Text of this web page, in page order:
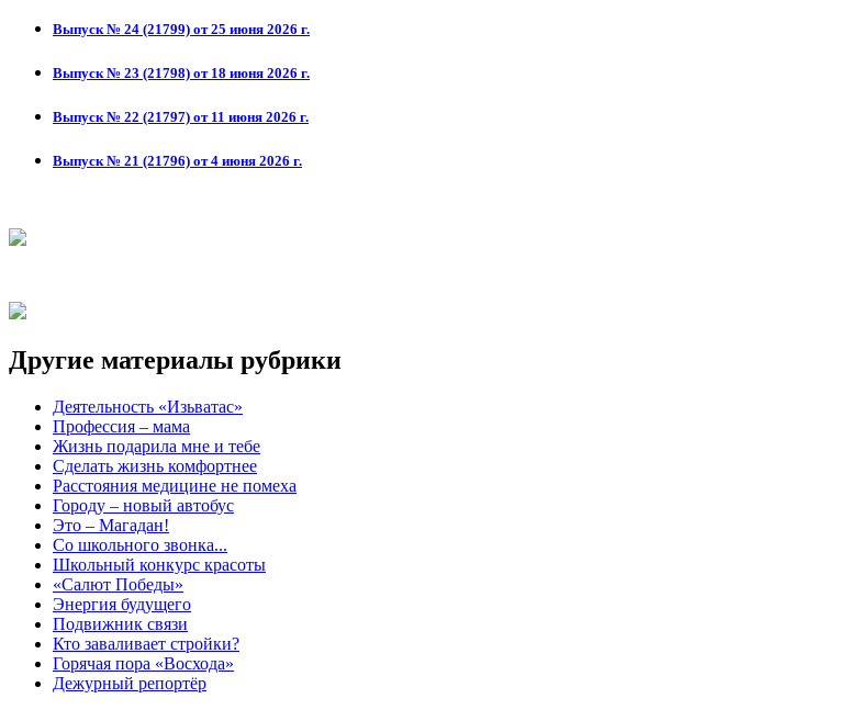
Выпуск № 24 (21799) от 25 июня 2026 г.
Выпуск № 23 (21798) от 18 июня 2026 г.
Выпуск № 22 (21797) от 11 июня 2026 г.
Выпуск № 21 (21796) от 4 июня 2026 г.
Другие материалы рубрики
Деятельность «Изьватас»
Профессия – мама
Жизнь подарила мне и тебе
Сделать жизнь комфортнее
Расстояния медицине не помеха
Городу – новый автобус
Это – Магадан!
Со школьного звонка...
Школьный конкурс красоты
«Салют Победы»
Энергия будущего
Подвижник связи
Кто заваливает стройки?
Горячая пора «Восхода»
Дежурный репортёр